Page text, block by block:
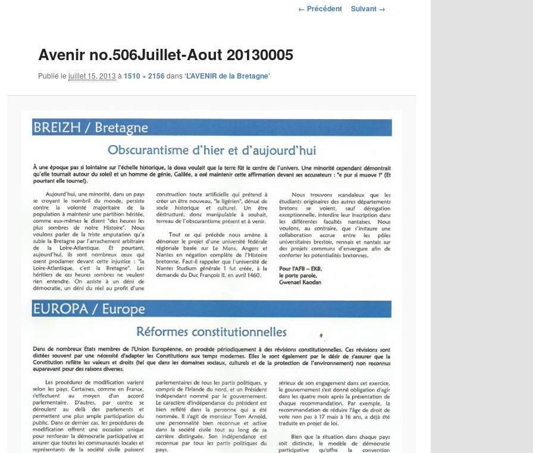
Navigation
← Précédent Suivant →
Avenir no.506Juillet-Aout 20130005
Publié le juillet 15, 2013 à 1510 × 2156dans‘L’AVENIR de la Bretagne’